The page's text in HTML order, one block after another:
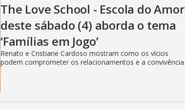
The Love School - Escola do Amor
deste sábado (4) aborda o tema
‘Famílias em Jogo’
Renato e Cristiane Cardoso mostram como os vícios
podem comprometer os relacionamentos e a convivência